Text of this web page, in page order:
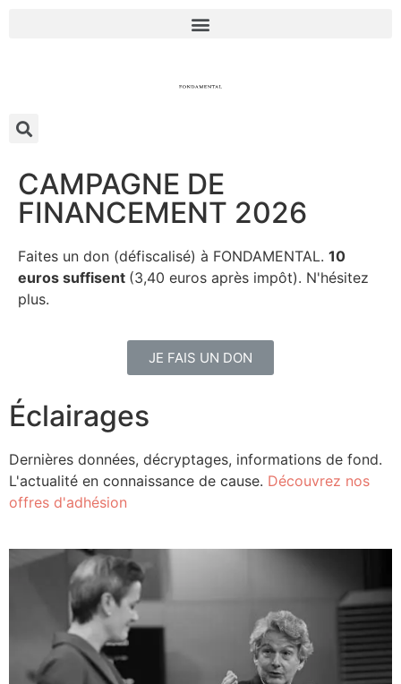
CAMPAGNE DE
FINANCEMENT 2026
Faites un don (défiscalisé) à FONDAMENTAL. 10
euros suffisent (3,40 euros après impôt). N'hésitez
plus.
JE FAIS UN DON
Éclairages
Dernières données, décryptages, informations de fond.
L'actualité en connaissance de cause. Découvrez nos
offres d'adhésion